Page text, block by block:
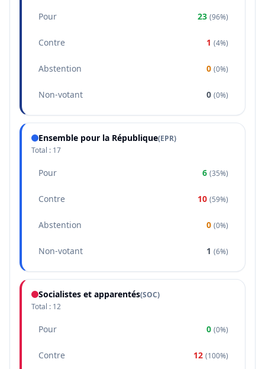
Pour 23 (96%)
Contre 1 (4%)
Abstention 0 (0%)
Non-votant 0 (0%)
Ensemble pour la République(EPR)
Total : 17
Pour 6 (35%)
Contre 10 (59%)
Abstention 0 (0%)
Non-votant 1 (6%)
Socialistes et apparentés(SOC)
Total : 12
Pour 0 (0%)
Contre 12 (100%)